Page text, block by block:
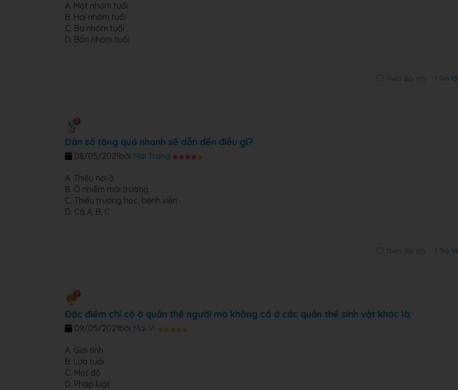
A. Một nhóm tuổi
B. Hai nhóm tuổi
C. Ba nhóm tuổi
D. Bốn nhóm tuổi
Theo dõi (0) 1 Trả lời
Dân số tăng quá nhanh sẽ dẫn đến điều gì?
bởi Mai Trang
08/05/2021
A. Thiếu nơi ở
B. Ô nhiễm môi trường
C. Thiếu trường học, bệnh viện
D. Cả A, B, C
Theo dõi (0) 1 Trả lời
Đặc điểm chỉ có ở quần thể người mà không có ở các quần thể sinh vật khác là:
bởi Mai Vi
09/05/2021
A. Giới tính
B. Lứa tuổi
C. Mật độ
D. Pháp luật